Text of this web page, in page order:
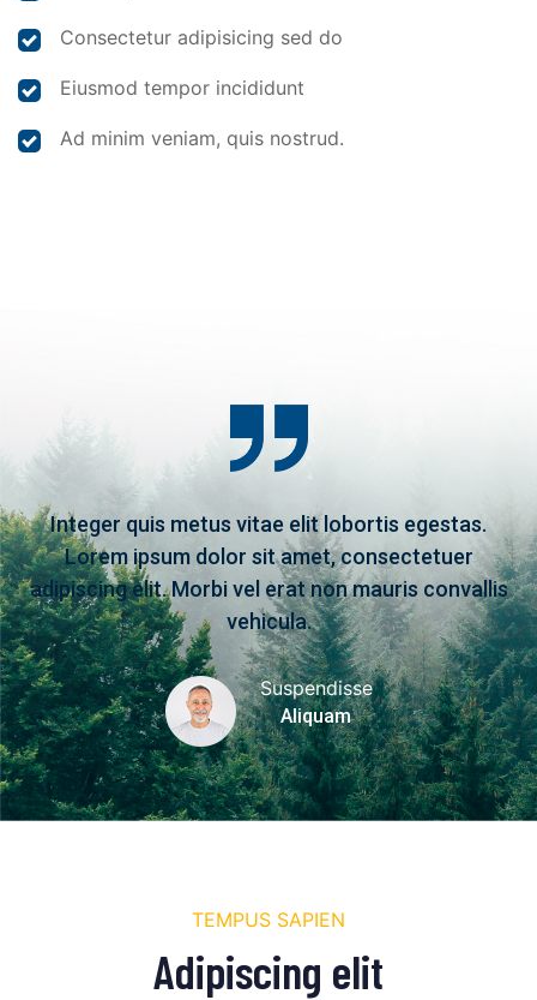
Consectetur adipisicing sed do
Eiusmod tempor incididunt
Ad minim veniam, quis nostrud.
Integer quis metus vitae elit lobortis egestas.
Lorem ipsum dolor sit amet, consectetuer
adipiscing elit. Morbi vel erat non mauris convallis
vehicula.
Suspendisse
Aliquam
TEMPUS SAPIEN
Adipiscing elit